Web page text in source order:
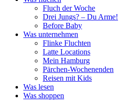
Fluch der Woche
Drei Jungs? – Du Arme!
Before Baby
Was unternehmen
Flinke Fluchten
Latte Locations
Mein Hamburg
Pärchen-Wochenenden
Reisen mit Kids
Was lesen
Was shoppen